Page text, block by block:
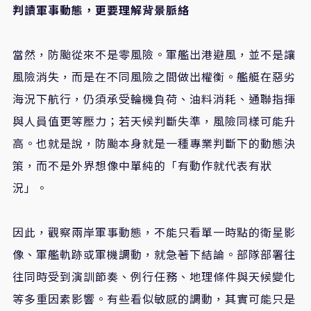
判讀軍事動態，更要理解背景脈絡
當然，防颱從來不是零風險。軍艦出港避風，並不是讓
風險消失，而是在不同風險之間做出權衡。艦艇在惡劣
海況下航行，仍須承受輪機負荷、油料消耗、通聯指揮
與人員值更等壓力；若天候判斷失準，風險同樣可能升
高。也就是說，防颱本身就是一種專業判斷下的動態決
策，而不是外界想像中單純的「有動作就代表有狀
況」。
因此，觀察兩岸軍事動態，不能只看單一時點的衛星影
像、軍艦軌跡或軍機調動，就急著下結論。部隊部署往
往同時受到演訓節奏、例行任務、地理條件與天候變化
等多重因素影響。有些看似敏感的調動，其實可能只是